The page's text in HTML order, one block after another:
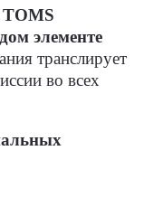
TOMS
элементе
транслирует
во всех